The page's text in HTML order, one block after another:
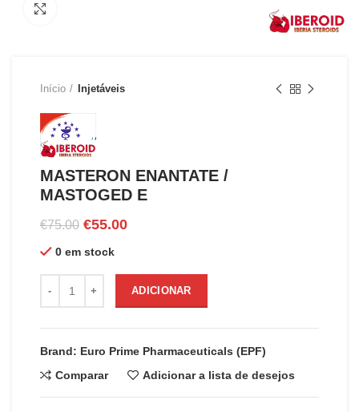
Início Injetáveis
MASTERON ENANTATE /
MASTOGED E
€75.00 O
original
era:
€75.00.
€55.00O
é:
€55.00.
0 em stock
ADICIONAR
Brand: Euro Prime Pharmaceuticals (EPF)
Comparar
Adicionar a lista de desejos